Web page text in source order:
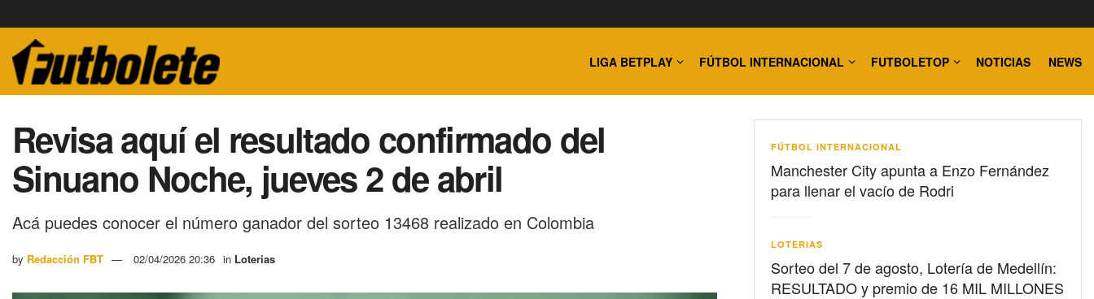
LIGA BETPLAY FÚTBOL INTERNACIONAL FUTBOLETOP NOTICIAS NEWS
Revisa aquí el resultado confirmado del
Sinuano Noche, jueves 2 de abril
Acá puedes conocer el número ganador del sorteo 13468 realizado en Colombia
by Redacción FBT 02/04/2026 20:36 in Loterias
FÚTBOL INTERNACIONAL
Manchester City apunta a Enzo Fernández
para llenar el vacío de Rodri
LOTERIAS
Sorteo del 7 de agosto, Lotería de Medellín:
RESULTADO y premio de 16 MIL MILLONES